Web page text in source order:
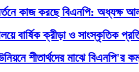
করছে বিএনপি: অধ্যক্ষ
ক্রীড়া ও সাংস্কৃতিক
মাঝে বিএনপি'র কম্বল